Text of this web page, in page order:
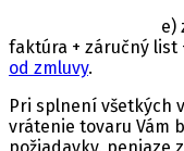
e) zašlite
faktúra + záručný list
od zmluvy.
Pri splnení všetkých
vrátenie tovaru Vám